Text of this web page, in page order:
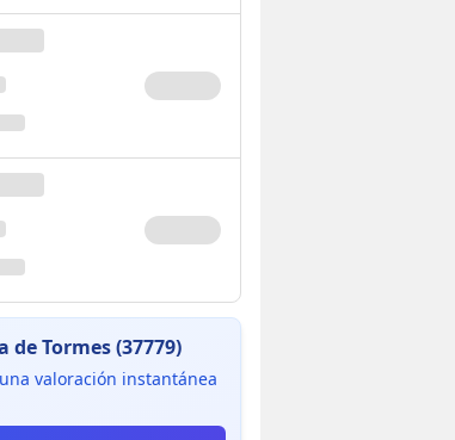
Tormes (37779)
valoración instantánea